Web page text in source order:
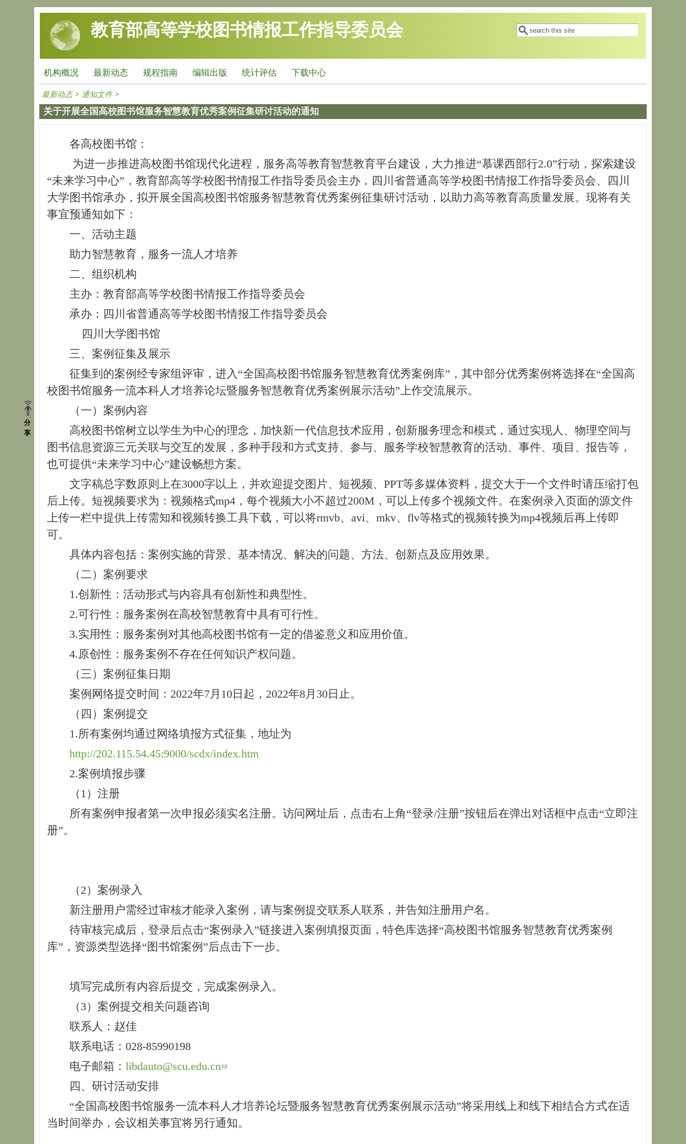
跳转到主要内容
教育部高等学校图书情报工作指导委员会 搜索表单
搜索
机构概况 最新动态 规程指南 编辑出版 统计评估 下载中心
分
享
最新动态> 通知文件>
关于开展全国高校图书馆服务智慧教育优秀案例征集研讨活动的通知
各高校图书馆：
为进一步推进高校图书馆现代化进程，服务高等教育智慧教育平台建设，大力推进“慕课西部行2.0”行动，探索建设
“未来学习中心”，教育部高等学校图书情报工作指导委员会主办，四川省普通高等学校图书情报工作指导委员会、四川
大学图书馆承办，拟开展全国高校图书馆服务智慧教育优秀案例征集研讨活动，以助力高等教育高质量发展。现将有关
事宜预通知如下：
一、活动主题
助力智慧教育，服务一流人才培养
二、组织机构
主办：教育部高等学校图书情报工作指导委员会
承办：四川省普通高等学校图书情报工作指导委员会
四川大学图书馆
三、案例征集及展示
征集到的案例经专家组评审，进入“全国高校图书馆服务智慧教育优秀案例库”，其中部分优秀案例将选择在“全国高
校图书馆服务一流本科人才培养论坛暨服务智慧教育优秀案例展示活动”上作交流展示。
（一）案例内容
高校图书馆树立以学生为中心的理念，加快新一代信息技术应用，创新服务理念和模式，通过实现人、物理空间与
图书信息资源三元关联与交互的发展，多种手段和方式支持、参与、服务学校智慧教育的活动、事件、项目、报告等，
也可提供“未来学习中心”建设畅想方案。
文字稿总字数原则上在3000字以上，并欢迎提交图片、短视频、PPT等多媒体资料，提交大于一个文件时请压缩打包
后上传。短视频要求为：视频格式mp4，每个视频大小不超过200M，可以上传多个视频文件。在案例录入页面的源文件
上传一栏中提供上传需知和视频转换工具下载，可以将rmvb、avi、mkv、flv等格式的视频转换为mp4视频后再上传即
可。
具体内容包括：案例实施的背景、基本情况、解决的问题、方法、创新点及应用效果。
（二）案例要求
1.创新性：活动形式与内容具有创新性和典型性。
2.可行性：服务案例在高校智慧教育中具有可行性。
3.实用性：服务案例对其他高校图书馆有一定的借鉴意义和应用价值。
4.原创性：服务案例不存在任何知识产权问题。
（三）案例征集日期
案例网络提交时间：2022年7月10日起，2022年8月30日止。
（四）案例提交
1.所有案例均通过网络填报方式征集，地址为
http://202.115.54.45:9000/scdx/index.htm
2.案例填报步骤
（1）注册
所有案例申报者第一次申报必须实名注册。访问网址后，点击右上角“登录/注册”按钮后在弹出对话框中点击“立即注
册”。
（2）案例录入
新注册用户需经过审核才能录入案例，请与案例提交联系人联系，并告知注册用户名。
待审核完成后，登录后点击“案例录入”链接进入案例填报页面，特色库选择“高校图书馆服务智慧教育优秀案例
库”，资源类型选择“图书馆案例”后点击下一步。
填写完成所有内容后提交，完成案例录入。
（3）案例提交相关问题咨询
联系人：赵佳
联系电话：028-85990198
电子邮箱：libdauto@scu.edu.cn
四、研讨活动安排
“全国高校图书馆服务一流本科人才培养论坛暨服务智慧教育优秀案例展示活动”将采用线上和线下相结合方式在适
当时间举办，会议相关事宜将另行通知。